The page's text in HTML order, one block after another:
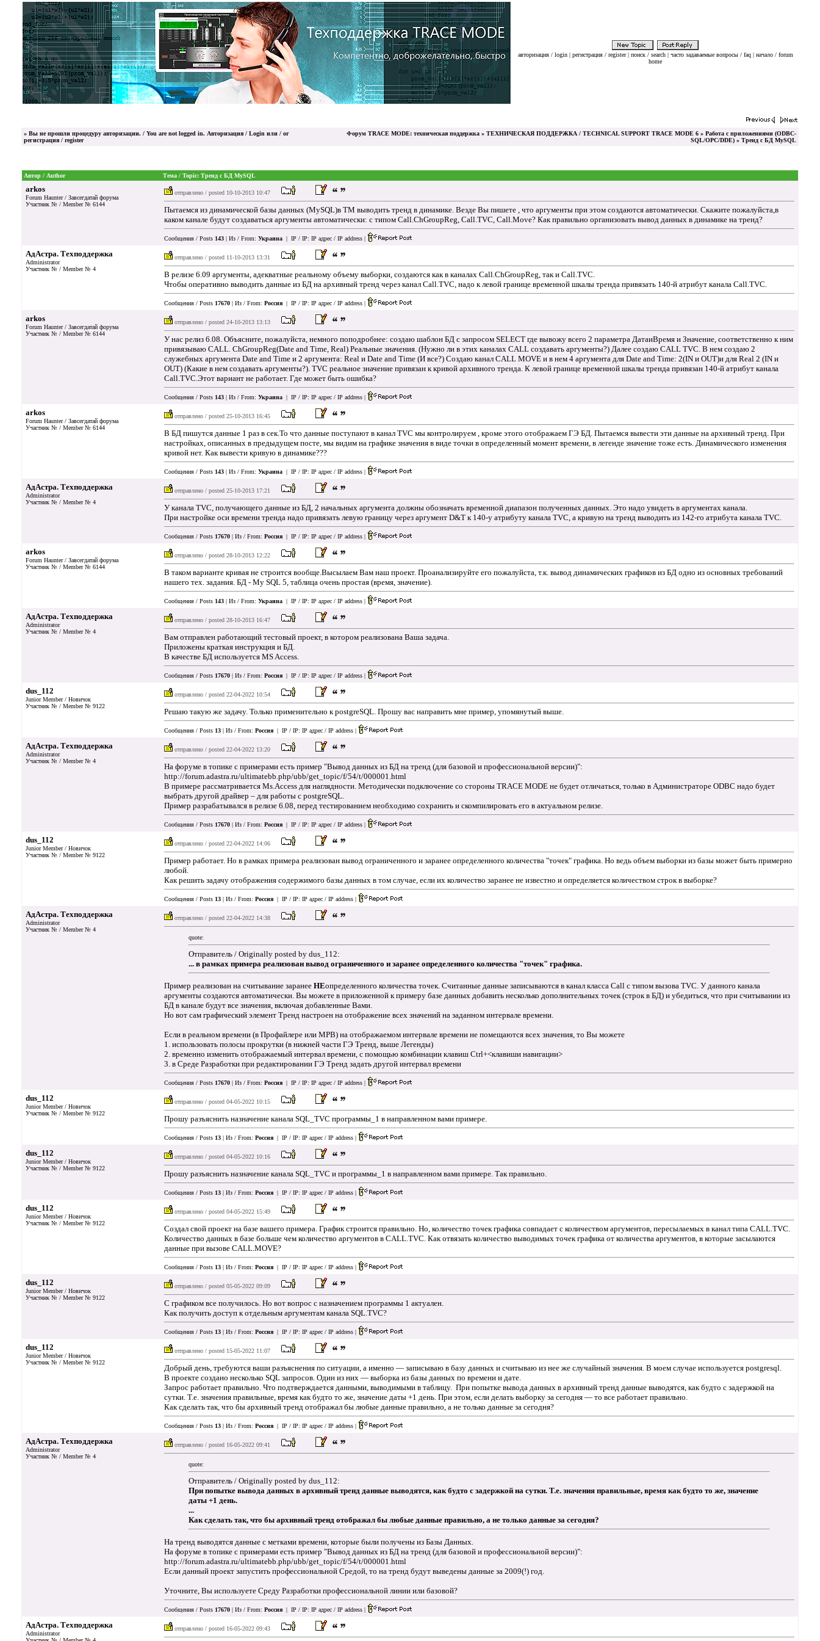
авторизация / login| регистрация / register | поиск / search| часто задаваемые вопросы / faq| начало / forum
home
» Вы не прошли процедуру авторизации. / You are not logged in. Авторизация / Login или / or
регистрация / register
Форум TRACE MODE: техническая поддержка » ТЕХНИЧЕСКАЯ ПОДДЕРЖКА / TECHNICAL SUPPORT TRACE MODE 6 » Работа с приложениями (ODBC-
SQL/OPC/DDE) » Тренд с БД MySQL
Автор / Author Тема / Topic: Тренд с БД MySQL
arkos
Forum Haunter / Завсегдатай форума
Участник № / Member № 6144
отправлено / posted 10-10-2013 10:47
Пытаемся из динамической базы данных (MySQL)в ТМ выводить тренд в динамике. Везде Вы пишете , что аргументы при этом создаются автоматически. Скажите пожалуйста,в
каком канале будут создаваться аргументы автоматически: с типом Call.ChGroupReg, Call.TVC, Call.Move? Как правильно организовать вывод данных в динамике на тренд?
Сообщения / Posts 143 | Из / From: Украина | IP / IP: IP адрес / IP address |
АдАстра. Техподдержка
Administrator
Участник № / Member № 4
отправлено / posted 11-10-2013 13:31
В релизе 6.09 аргументы, адекватные реальному объему выборки, создаются как в каналах Call.ChGroupReg, так и Call.TVC.
Чтобы оперативно выводить данные из БД на архивный тренд через канал Call.TVC, надо к левой границе временной шкалы тренда привязать 140-й атрибут канала Call.TVC.
Сообщения / Posts 17670 | Из / From: Россия | IP / IP: IP адрес / IP address |
arkos
Forum Haunter / Завсегдатай форума
Участник № / Member № 6144
отправлено / posted 24-10-2013 13:13
У нас релиз 6.08. Объясните, пожалуйста, немного поподробнее: создаю шаблон БД с запросом SELECT где вывожу всего 2 параметра ДатаиВремя и Значение, соответственно к ним
привязываю CALL. ChGroupReg(Date and Time, Real) Реальные значения. (Нужно ли в этих каналах CALL создавать аргументы?) Далее создаю CALL TVC. В нем создаю 2
служебных аргумента Date and Time и 2 аргумента: Real и Date and Time (И все?) Создаю канал CALL MOVE и в нем 4 аргумента для Date and Time: 2(IN и OUT)и для Real 2 (IN и
OUT) (Какие в нем создавать аргументы?). TVC реальное значение привязан к кривой архивного тренда. К левой границе временной шкалы тренда привязан 140-й атрибут канала
Call.TVC.Этот вариант не работает. Где может быть ошибка?
Сообщения / Posts 143 | Из / From: Украина | IP / IP: IP адрес / IP address |
arkos
Forum Haunter / Завсегдатай форума
Участник № / Member № 6144
отправлено / posted 25-10-2013 16:45
В БД пишутся данные 1 раз в сек.То что данные поступают в канал TVC мы контролируем , кроме этого отображаем ГЭ БД. Пытаемся вывести эти данные на архивный тренд. При
настройках, описанных в предыдущем посте, мы видим на графике значения в виде точки в определенный момент времени, в легенде значение тоже есть. Динамического изменения
кривой нет. Как вывести кривую в динамике???
Сообщения / Posts 143 | Из / From: Украина | IP / IP: IP адрес / IP address |
АдАстра. Техподдержка
Administrator
Участник № / Member № 4
отправлено / posted 25-10-2013 17:21
У канала TVC, получающего данные из БД, 2 начальных аргумента должны обозначать временной диапазон полученных данных. Это надо увидеть в аргументах канала.
При настройке оси времени тренда надо привязать левую границу через аргумент D&T к 140-у атрибуту канала TVC, а кривую на тренд выводить из 142-го атрибута канала TVC.
Сообщения / Posts 17670 | Из / From: Россия | IP / IP: IP адрес / IP address |
arkos
Forum Haunter / Завсегдатай форума
Участник № / Member № 6144
отправлено / posted 28-10-2013 12:22
В таком варианте кривая не строится вообще.Высылаем Вам наш проект. Проанализируйте его пожалуйста, т.к. вывод динамических графиков из БД одно из основных требований
нашего тех. задания. БД - My SQL 5, таблица очень простая (время, значение).
Сообщения / Posts 143 | Из / From: Украина | IP / IP: IP адрес / IP address |
АдАстра. Техподдержка
Administrator
Участник № / Member № 4
отправлено / posted 28-10-2013 16:47
Вам отправлен работающий тестовый проект, в котором реализована Ваша задача.
Приложены краткая инструкция и БД.
В качестве БД используется MS Access.
Сообщения / Posts 17670 | Из / From: Россия | IP / IP: IP адрес / IP address |
dus_112
Junior Member / Новичок
Участник № / Member № 9122
отправлено / posted 22-04-2022 10:54
Решаю такую же задачу. Только применительно к postgreSQL. Прошу вас направить мне пример, упомянутый выше.
Сообщения / Posts 13 | Из / From: Россия | IP / IP: IP адрес / IP address |
АдАстра. Техподдержка
Administrator
Участник № / Member № 4
отправлено / posted 22-04-2022 13:20
На форуме в топике с примерами есть пример "Вывод данных из БД на тренд (для базовой и профессиональной версии)":
http://forum.adastra.ru/ultimatebb.php/ubb/get_topic/f/54/t/000001.html
В примере рассматривается Ms.Access для наглядности. Методически подключение со стороны TRACE MODE не будет отличаться, только в Администраторе ODBC надо будет
выбрать другой драйвер – для работы с postgreSQL.
Пример разрабатывался в релизе 6.08, перед тестированием необходимо сохранить и скомпилировать его в актуальном релизе.
Сообщения / Posts 17670 | Из / From: Россия | IP / IP: IP адрес / IP address |
dus_112
Junior Member / Новичок
Участник № / Member № 9122
отправлено / posted 22-04-2022 14:06
Пример работает. Но в рамках примера реализован вывод ограниченного и заранее определенного количества "точек" графика. Но ведь объем выборки из базы может быть примерно
любой.
Как решить задачу отображения содержимого базы данных в том случае, если их количество заранее не известно и определяется количеством строк в выборке?
Сообщения / Posts 13 | Из / From: Россия | IP / IP: IP адрес / IP address |
АдАстра. Техподдержка
Administrator
Участник № / Member № 4
отправлено / posted 22-04-2022 14:38
quote:
Отправитель / Originally posted by dus_112:
... в рамках примера реализован вывод ограниченного и заранее определенного количества "точек" графика.
Пример реализован на считывание заранее НЕопределенного количества точек. Считанные данные записываются в канал класса Call с типом вызова TVC. У данного канала
аргументы создаются автоматически. Вы можете в приложенной к примеру базе данных добавить несколько дополнительных точек (строк в БД) и убедиться, что при считывании из
БД в канале будут все значения, включая добавленные Вами.
Но вот сам графический элемент Тренд настроен на отображение всех значений на заданном интервале времени.
Если в реальном времени (в Профайлере или МРВ) на отображаемом интервале времени не помещаются всех значения, то Вы можете
1. использовать полосы прокрутки (в нижней части ГЭ Тренд, выше Легенды)
2. временно изменить отображаемый интервал времени, с помощью комбинации клавиш Ctrl+<клавиши навигации>
3. в Среде Разработки при редактировании ГЭ Тренд задать другой интервал времени
Сообщения / Posts 17670 | Из / From: Россия | IP / IP: IP адрес / IP address |
dus_112
Junior Member / Новичок
Участник № / Member № 9122
отправлено / posted 04-05-2022 10:15
Прошу разъяснить назначение канала SQL_TVC программы_1 в направленном вами примере.
Сообщения / Posts 13 | Из / From: Россия | IP / IP: IP адрес / IP address |
dus_112
Junior Member / Новичок
Участник № / Member № 9122
отправлено / posted 04-05-2022 10:16
Прошу разъяснить назначение канала SQL_TVC и программы_1 в направленном вами примере. Так правильно.
Сообщения / Posts 13 | Из / From: Россия | IP / IP: IP адрес / IP address |
dus_112
Junior Member / Новичок
Участник № / Member № 9122
отправлено / posted 04-05-2022 15:49
Создал свой проект на базе вашего примера. График строится правильно. Но, количество точек графика совпадает с количеством аргументов, пересылаемых в канал типа CALL.TVC.
Количество данных в базе больше чем количество аргументов в CALL.TVC. Как отвязать количество выводимых точек графика от количества аргументов, в которые засылаются
данные при вызове CALL.MOVE?
Сообщения / Posts 13 | Из / From: Россия | IP / IP: IP адрес / IP address |
dus_112
Junior Member / Новичок
Участник № / Member № 9122
отправлено / posted 05-05-2022 09:09
С графиком все получилось. Но вот вопрос с назначением программы 1 актуален.
Как получить доступ к отдельным аргументам канала SQL.TVC?
Сообщения / Posts 13 | Из / From: Россия | IP / IP: IP адрес / IP address |
dus_112
Junior Member / Новичок
Участник № / Member № 9122
отправлено / posted 15-05-2022 11:07
Добрый день, требуются ваши разъяснения по ситуации, а именно — записываю в базу данных и считываю из нее же случайный значения. В моем случае используется postgresql.
В проекте создано несколько SQL запросов. Один из них — выборка из базы данных по времени и дате.
Запрос работает правильно. Что подтверждается данными, выводимыми в таблицу. При попытке вывода данных в архивный тренд данные выводятся, как будто с задержкой на
сутки. Т.е. значения правильные, время как будто то же, значение даты +1 день. При этом, если делать выборку за сегодня — то все работает правильно.
Как сделать так, что бы архивный тренд отображал бы любые данные правильно, а не только данные за сегодня?
Сообщения / Posts 13 | Из / From: Россия | IP / IP: IP адрес / IP address |
АдАстра. Техподдержка
Administrator
Участник № / Member № 4
отправлено / posted 16-05-2022 09:41
quote:
Отправитель / Originally posted by dus_112:
При попытке вывода данных в архивный тренд данные выводятся, как будто с задержкой на сутки. Т.е. значения правильные, время как будто то же, значение
даты +1 день.
...
Как сделать так, что бы архивный тренд отображал бы любые данные правильно, а не только данные за сегодня?
На тренд выводятся данные с метками времени, которые были получены из Базы Данных.
На форуме в топике с примерами есть пример "Вывод данных из БД на тренд (для базовой и профессиональной версии)":
http://forum.adastra.ru/ultimatebb.php/ubb/get_topic/f/54/t/000001.html
Если данный проект запустить профессиональной Средой, то на тренд будут выведены данные за 2009(!) год.
Уточните, Вы используете Среду Разработки профессиональной линии или базовой?
Сообщения / Posts 17670 | Из / From: Россия | IP / IP: IP адрес / IP address |
АдАстра. Техподдержка
Administrator
отправлено / posted 16-05-2022 09:43